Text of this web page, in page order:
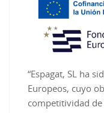
“Espagat, SL ha
Europeos, cuyo
competitividad de